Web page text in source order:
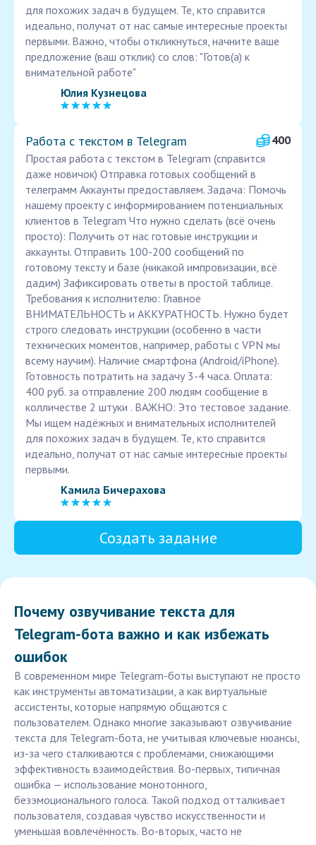
для похожих задач в будущем. Те, кто справится
идеально, получат от нас самые интересные проекты
первыми. Важно, чтобы откликнуться, начните ваше
предложение (ваш отклик) со слов: "Готов(а) к
внимательной работе"
Юлия Кузнецова
Работа с текстом в Telegram
400
Простая работа с текстом в Telegram (справится
даже новичок) Отправка готовых сообщений в
телеграмм Аккаунты предоставляем. Задача: Помочь
нашему проекту с информированием потенциальных
клиентов в Telegram Что нужно сделать (всё очень
просто): Получить от нас готовые инструкции и
аккаунты. Отправить 100-200 сообщений по
готовому тексту и базе (никакой импровизации, всё
дадим) Зафиксировать ответы в простой таблице.
Требования к исполнителю: Главное
ВНИМАТЕЛЬНОСТЬ и АККУРАТНОСТЬ. Нужно будет
строго следовать инструкции (особенно в части
технических моментов, например, работы с VPN мы
всему научим). Наличие смартфона (Android/iPhone).
Готовность потратить на задачу 3-4 часа. Оплата:
400 руб. за отправление 200 людям сообщение в
колличестве 2 штуки . ВАЖНО: Это тестовое задание.
Мы ищем надёжных и внимательных исполнителей
для похожих задач в будущем. Те, кто справится
идеально, получат от нас самые интересные проекты
первыми.
Камила Бичерахова
Создать задание
Почему озвучивание текста для
Telegram-бота важно и как избежать
ошибок
В современном мире Telegram-боты выступают не просто
как инструменты автоматизации, а как виртуальные
ассистенты, которые напрямую общаются с
пользователем. Однако многие заказывают озвучивание
текста для Telegram-бота, не учитывая ключевые нюансы,
из-за чего сталкиваются с проблемами, снижающими
эффективность взаимодействия. Во-первых, типичная
ошибка — использование монотонного,
безэмоционального голоса. Такой подход отталкивает
пользователя, создавая чувство искусственности и
уменьшая вовлечённость. Во-вторых, часто не